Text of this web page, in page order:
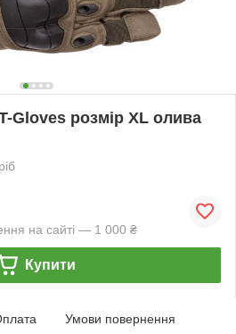
Gloves розмір XL олива
на сайті — 1 000 ₴
Купити
Умови повернення